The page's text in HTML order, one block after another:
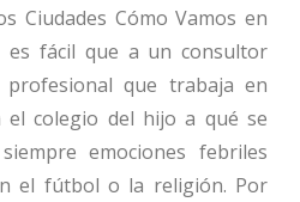
Ciudades Cómo Vamos en
es fácil que a un consultor
que trabaja en
colegio del hijo a qué se
emociones febriles
el fútbol o la religión. Por